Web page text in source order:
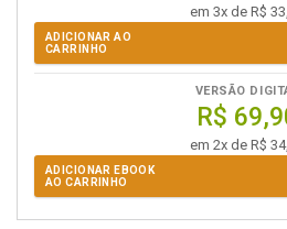
em 3x de R$
ADICIONAR AO
CARRINHO
VERSÃO
R$
em 2x de R$
ADICIONAR EBOOK
AO CARRINHO